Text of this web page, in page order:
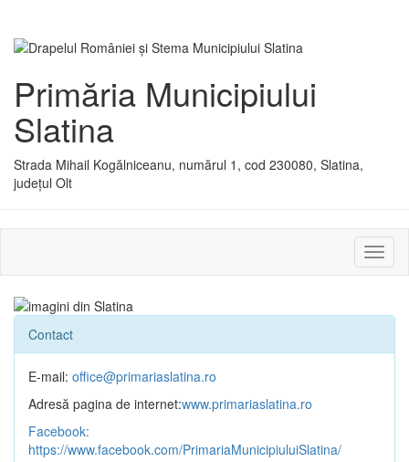
Primăria Municipiului
Slatina
Strada Mihail Kogălniceanu, numărul 1, cod 230080, Slatina,
județul Olt
sau
Contact
E-mail: office@primariaslatina.ro
Adresă pagina de internet:www.primariaslatina.ro
Facebook:
https://www.facebook.com/PrimariaMunicipiuluiSlatina/